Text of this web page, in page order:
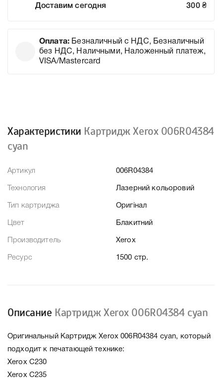
Доставим сегодня
300 ₴
Оплата: Безналичный с НДС, Безналичный
без НДС, Наличными, Наложенный платеж,
VISA/Mastercard
Характеристики Картридж Xerox 006R04384
cyan
Артикул 006R04384
Технология Лазерний кольоровий
Тип картриджа Оригінал
Цвет Блакитний
Производитель Xerox
Ресурс 1500 стр.
Описание Картридж Xerox 006R04384 cyan
Оригинальный Картридж Xerox 006R04384 cyan, который
подходит к печатающей технике:
Xerox C230
Xerox C235